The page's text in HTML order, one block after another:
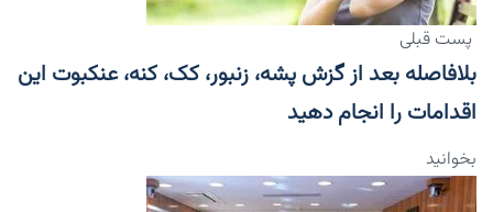
پست قبلی
بلافاصله بعد از گزش پشه، زنبور، کک، کنه، عنکبوت این
اقدامات را انجام دهید
بخوانید